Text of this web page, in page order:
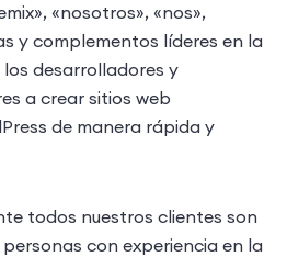
«nosotros», «nos»,
y complementos líderes en la
desarrolladores y
a crear sitios web
de manera rápida y
todos nuestros clientes son
con experiencia en la